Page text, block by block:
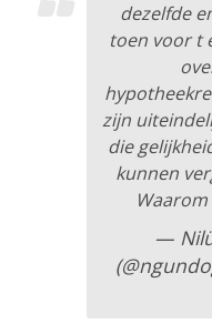
dezelfde
toen voor t
zijn
die
kunnen
—